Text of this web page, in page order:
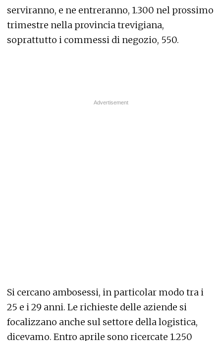
serviranno, e ne entreranno, 1.300 nel prossimo
trimestre nella provincia trevigiana,
soprattutto i commessi di negozio, 550.
Si cercano ambosessi, in particolar modo tra i
25 e i 29 anni. Le richieste delle aziende si
focalizzano anche sul settore della logistica,
dicevamo. Entro aprile sono ricercate 1.250